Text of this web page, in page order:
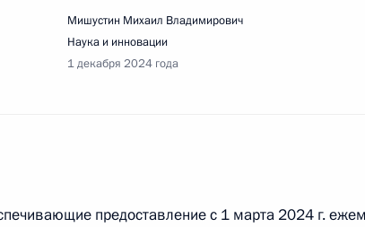
по вопросам ликвидации последствий паводков
Федерации
13 поручений
Мишустин Михаил Владимирович
Наука и инновации
1 декабря 2024 года
предоставление с 1 марта 2024 г.